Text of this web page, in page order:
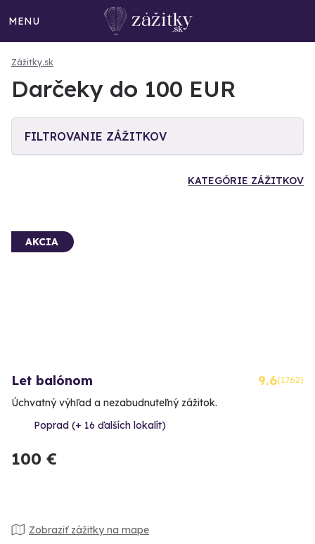
MENU
Zážitky.sk
Darčeky do 100 EUR
FILTROVANIE ZÁŽITKOV
KATEGÓRIE ZÁŽITKOV
AKCIA
Let balónom 9.6(1762)
Úchvatný výhľad a nezabudnuteľný zážitok.
Poprad (+ 16 ďalších lokalít)
100 €
Zobraziť zážitky na mape